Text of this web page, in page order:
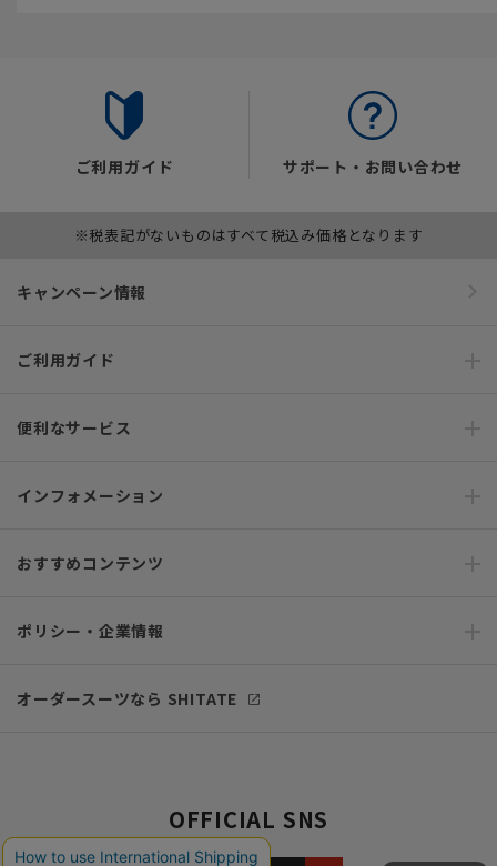
ご利用ガイド サポート・お問い合わせ
※税表記がないものはすべて税込み価格となります
キャンペーン情報
ご利用ガイド
便利なサービス
インフォメーション
おすすめコンテンツ
ポリシー・企業情報
オーダースーツなら SHITATE
OFFICIAL SNS